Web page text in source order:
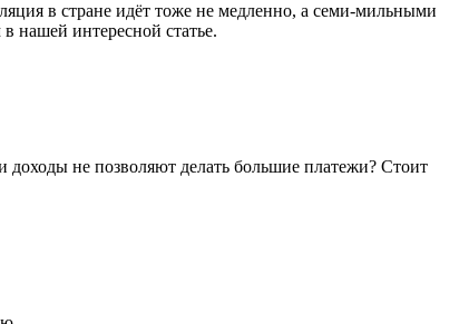
в стране идёт тоже не медленно, а семи-мильными
нашей интересной статье.
не позволяют делать большие платежи? Стоит